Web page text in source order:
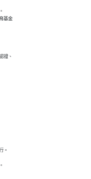
基金
證、
。